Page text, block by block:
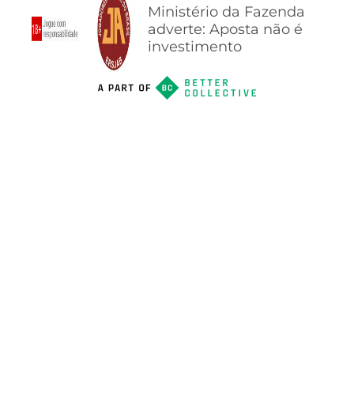
Ministério da Fazenda
adverte: Aposta não é
investimento